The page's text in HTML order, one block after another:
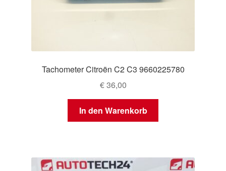
Tachometer Citroën C2 C3 9660225780
€36,00
In den Warenkorb